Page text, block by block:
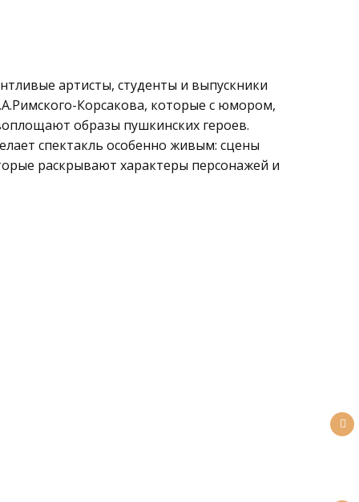
артисты, студенты и выпускники
Корсакова, которые с юмором,
образы пушкинских героев.
спектакль особенно живым: сцены
раскрывают характеры персонажей и